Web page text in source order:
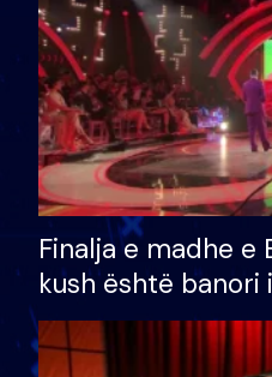
Finalja e madhe e
kush është banori
shtëpinë dhe
të fituar çmimin e